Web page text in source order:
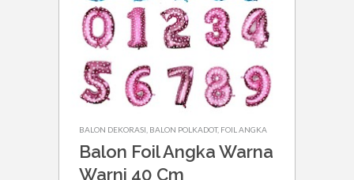
BALON DEKORASI BALON POLKADOT, FOIL ANGKA
Balon Foil Angka Warna
Warni 40 Cm